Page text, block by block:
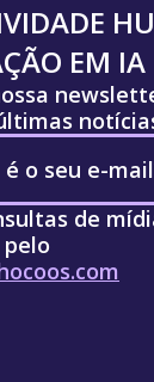
EM IA
de
pelo